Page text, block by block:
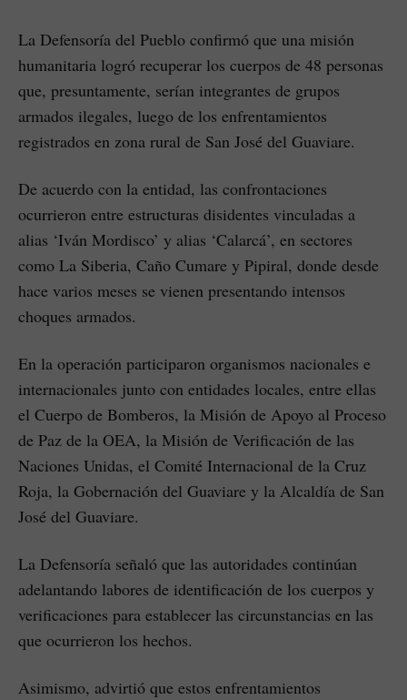
La Defensoría del Pueblo confirmó que una misión
humanitaria logró recuperar los cuerpos de 48 personas
que, presuntamente, serían integrantes de grupos
armados ilegales, luego de los enfrentamientos
registrados en zona rural de San José del Guaviare.
De acuerdo con la entidad, las confrontaciones
ocurrieron entre estructuras disidentes vinculadas a
alias ‘Iván Mordisco’ y alias ‘Calarcá’, en sectores
como La Siberia, Caño Cumare y Pipiral, donde desde
hace varios meses se vienen presentando intensos
choques armados.
En la operación participaron organismos nacionales e
internacionales junto con entidades locales, entre ellas
el Cuerpo de Bomberos, la Misión de Apoyo al Proceso
de Paz de la OEA, la Misión de Verificación de las
Naciones Unidas, el Comité Internacional de la Cruz
Roja, la Gobernación del Guaviare y la Alcaldía de San
José del Guaviare.
La Defensoría señaló que las autoridades continúan
adelantando labores de identificación de los cuerpos y
verificaciones para establecer las circunstancias en las
que ocurrieron los hechos.
Asimismo, advirtió que estos enfrentamientos